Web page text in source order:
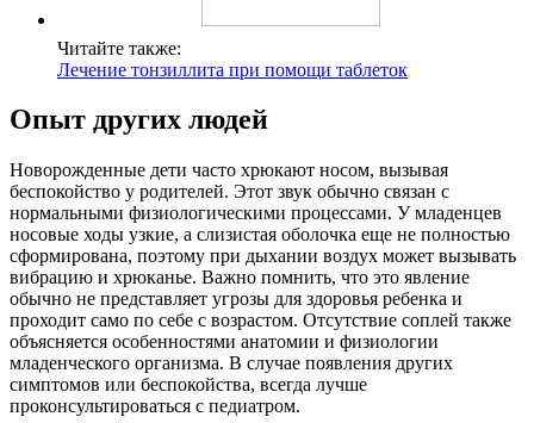
Читайте также:
Лечение тонзиллита при помощи таблеток
Опыт других людей
Новорожденные дети часто хрюкают носом, вызывая
беспокойство у родителей. Этот звук обычно связан с
нормальными физиологическими процессами. У младенцев
носовые ходы узкие, а слизистая оболочка еще не полностью
сформирована, поэтому при дыхании воздух может вызывать
вибрацию и хрюканье. Важно помнить, что это явление
обычно не представляет угрозы для здоровья ребенка и
проходит само по себе с возрастом. Отсутствие соплей также
объясняется особенностями анатомии и физиологии
младенческого организма. В случае появления других
симптомов или беспокойства, всегда лучше
проконсультироваться с педиатром.